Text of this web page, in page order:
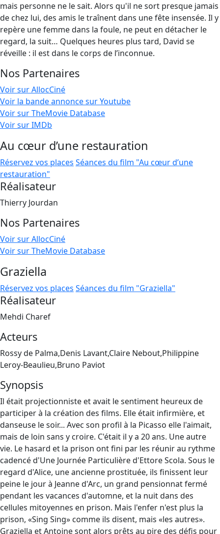
mais personne ne le sait. Alors qu'il ne sort presque jamais
de chez lui, des amis le traînent dans une fête insensée. Il y
repère une femme dans la foule, ne peut en détacher le
regard, la suit… Quelques heures plus tard, David se
réveille : il est dans le corps de l’inconnue.
Nos Partenaires
Voir sur AllocCiné
Voir la bande annonce sur Youtube
Voir sur TheMovie Database
Voir sur IMDb
Au cœur d’une restauration
Réservez vos places Séances du film "Au cœur d’une
restauration"
Réalisateur
Thierry Jourdan
Nos Partenaires
Voir sur AllocCiné
Voir sur TheMovie Database
Graziella
Réservez vos places Séances du film "Graziella"
Réalisateur
Mehdi Charef
Acteurs
Rossy de Palma,Denis Lavant,Claire Nebout,Philippine
Leroy-Beaulieu,Bruno Paviot
Synopsis
Il était projectionniste et avait le sentiment heureux de
participer à la création des films. Elle était infirmière, et
danseuse le soir... Avec son profil à la Picasso elle l'aimait,
mais de loin sans y croire. C'était il y a 20 ans. Une autre
vie. Le hasard et la prison ont fini par les réunir au rythme
cadencé d'Une Journée Particulière d'Ettore Scola. Sous le
regard d'Alice, une ancienne prostituée, ils finissent leur
peine le jour à Jeanne d'Arc, un grand pensionnat fermé
pendant les vacances d'automne, et la nuit dans des
cellules mitoyennes en prison. Mais l'enfer n'est plus la
prison, «Sing Sing» comme ils disent, mais «les autres».
Graziella et Antoine sont alors prêts au pire des défis pour